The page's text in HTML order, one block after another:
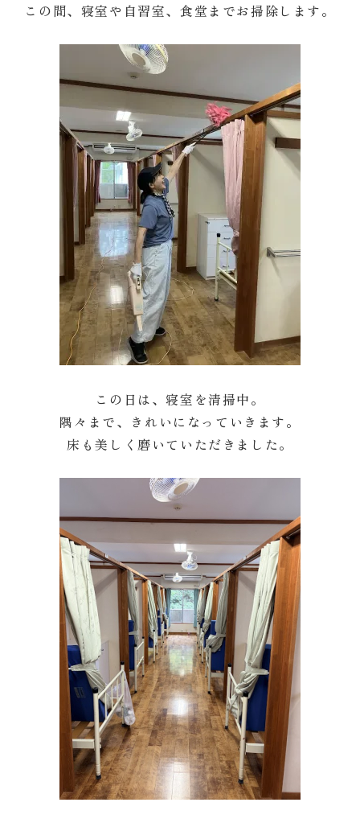
この間、寝室や自習室、食堂までお掃除します。
この日は、寝室を清掃中。
隅々まで、きれいになっていきます。
床も美しく磨いていただきました。